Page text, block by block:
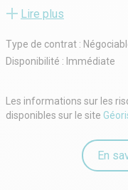
Loyer demandé: 4666,66€ /
Dépôt de garantie: 3 mois
Prévoir caution
Frais de rédaction d’acte
Honoraires d’agence: 30%
Lire plus
Type de contrat :
Disponibilité : Immédiate
Les informations sur les
disponibles sur le site
En